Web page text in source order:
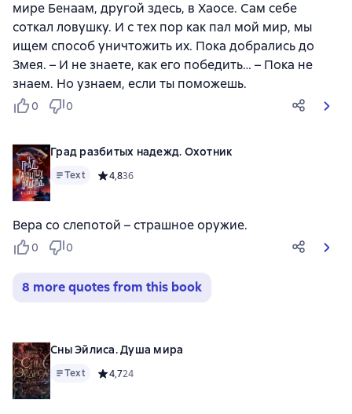
мире Бенаам, другой здесь, в Хаосе. Сам себе
соткал ловушку. И с тех пор как пал мой мир, мы
ищем способ уничтожить их. Пока добрались до
Змея. – И не знаете, как его победить… – Пока не
знаем. Но узнаем, если ты поможешь.
0 0
Град разбитых надежд. Охотник
Text Средний рейтинг 4,8 на основе 36 оценок
4,836
Вера со слепотой – страшное оружие.
0 0
8 more quotes from this book
Сны Эйлиса. Душа мира
Text Средний рейтинг 4,7 на основе 24 оценок
4,724